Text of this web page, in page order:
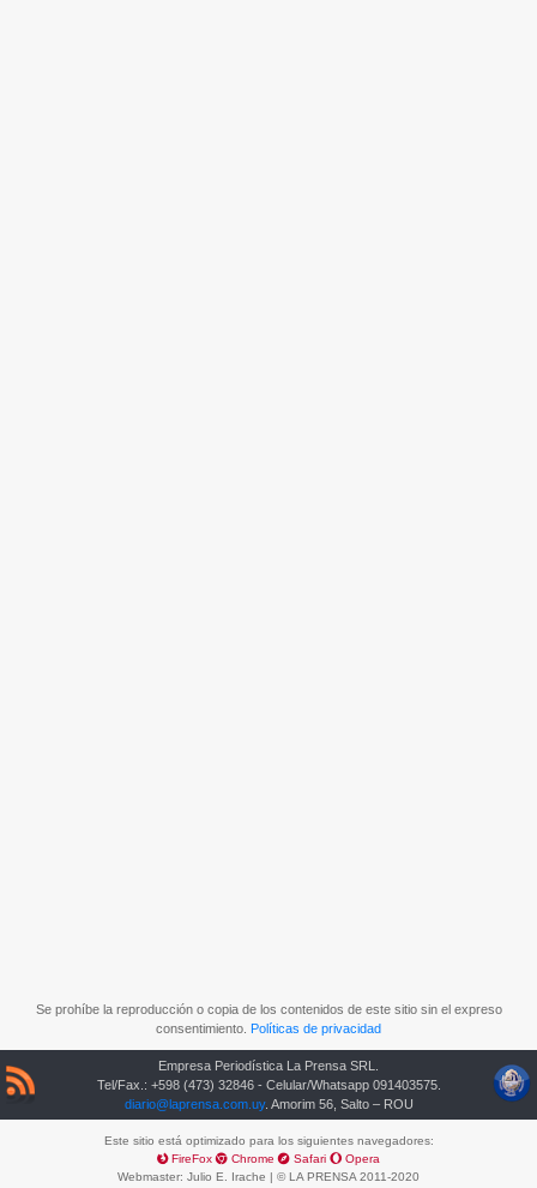
Se prohíbe la reproducción o copia de los contenidos de este sitio sin el expreso
consentimiento. Políticas de privacidad
Empresa Periodística La Prensa SRL.
Tel/Fax.: +598 (473) 32846 - Celular/Whatsapp 091403575.
diario@laprensa.com.uy. Amorim 56, Salto – ROU
Este sitio está optimizado para los siguientes navegadores:
FireFox
Chrome Safari
Opera
Webmaster: Julio E. Irache | © LA PRENSA 2011-2020